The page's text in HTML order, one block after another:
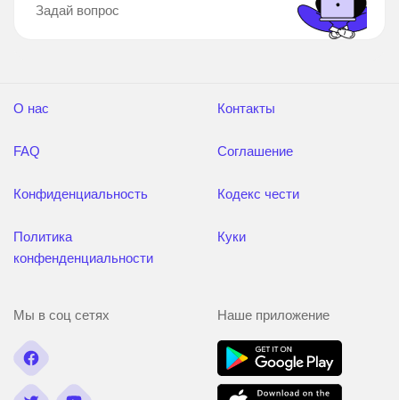
Задай вопрос
О нас
FAQ
Конфиденциальность
Политика
конфенденциальности
Контакты
Соглашение
Кодекс чести
Куки
Мы в соц сетях Наше приложение